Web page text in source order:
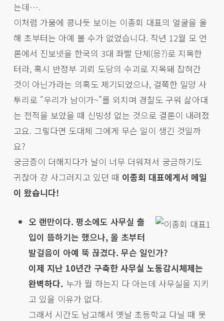
는데….
이처럼 가뭄에 콩나듯 보이는 이종회 대표의 얼굴을 올
해 초부터는 아예 볼 수가 없었습니다. 작년 12월 모 언
론에서 진보넷을 한국의 3대 좌빨 단체(응?)로 지목한
터라, 혹시 반정부 괴뢰 도당의 수괴로 지목돼 잡혀간
것이 아닌가라는 의혹도 제기되었으나, 걸쭉한 밀양 사
투리로 "우리가 남이가~"를 외치며 경찰도 구워 삶아대
는 전적을 보았을 때 신빙성 없는 것으로 결론이 내려졌
고요. 그렇다면 도대체 그에게 무슨 일이 생긴 것일까
요?
궁금증이 더해지다가 날이 너무 더워져서 궁금하기도
귀찮아 걍 사그러지고 있던 때 이종회 대표에게서 메일
이 왔습니다!
오 랜만이다. 평소에도 사무실 출
입이 뜸하기는 했으나, 올 초부터
발걸음이 아예 뚝 끊겼다. 무슨 일인가?
이제 지난 10년간 구축한 사무실 노동감시체제는
완벽하다. 누가 뭘 하는지 다 아는데 사무실을 지키
고 있을 이유가 없다.
그래서 시간도 남고해서 옛날 초등학교 다닐 때 못